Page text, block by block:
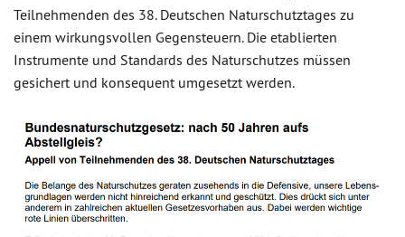
Teilnehmenden des 38. Deutschen Naturschutztages zu
einem wirkungsvollen Gegensteuern. Die etablierten
Instrumente und Standards des Naturschutzes müssen
gesichert und konsequent umgesetzt werden.